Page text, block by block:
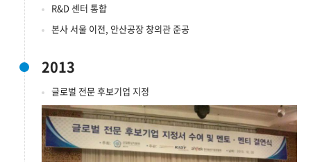
R&D 센터 통합
본사 서울 이전, 안산공장 창의관 준공
2013
글로벌 전문 후보기업 지정